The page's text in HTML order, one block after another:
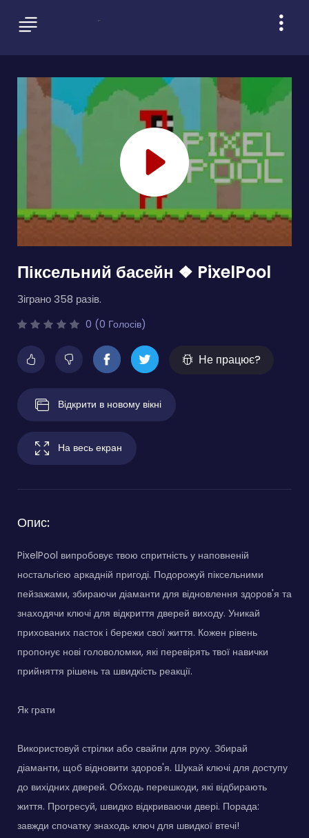
Піксельний басейн ❖ PixelPool
Зіграно 358 разів.
0 (0 Голосів)
Не працює?
Відкрити в новому вікні
На весь екран
Опис:
PixelPool випробовує твою спритність у наповненій
ностальгією аркадній пригоді. Подорожуй піксельними
пейзажами, збираючи діаманти для відновлення здоров'я та
знаходячи ключі для відкриття дверей виходу. Уникай
прихованих пасток і бережи свої життя. Кожен рівень
пропонує нові головоломки, які перевірять твої навички
прийняття рішень та швидкість реакції.
Як грати
Використовуй стрілки або свайпи для руху. Збирай
діаманти, щоб відновити здоров'я. Шукай ключі для доступу
до вихідних дверей. Обходь перешкоди, які відбирають
життя. Прогресуй, швидко відкриваючи двері. Порада:
завжди спочатку знаходь ключ для швидкої втечі!